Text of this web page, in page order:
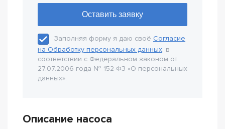
Заполняя форму я даю своё Согласие
на Обработку персональных данных, в
соответствии с Федеральном законом от
27.07.2006 года № 152-Ф3 «О персональных
данных».
Описание насоса